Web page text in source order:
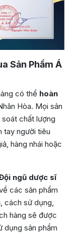
Sản Phẩm Á
có thể hoàn
Hòa. Mọi sản
soát chất lượng
tay người tiêu
hàng nhái hoặc
ngũ dược sĩ
các sản phẩm
cách sử dụng,
hàng sẽ được
dụng sản phẩm